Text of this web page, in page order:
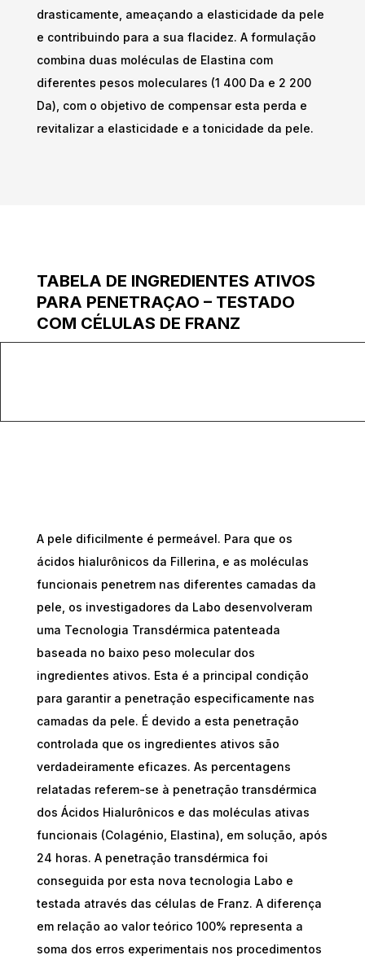
drasticamente, ameaçando a elasticidade da pele
e contribuindo para a sua flacidez. A formulação
combina duas moléculas de Elastina com
diferentes pesos moleculares (1 400 Da e 2 200
Da), com o objetivo de compensar esta perda e
revitalizar a elasticidade e a tonicidade da pele.
TABELA DE INGREDIENTES ATIVOS
PARA PENETRAÇAO – TESTADO
COM CÉLULAS DE FRANZ
A pele dificilmente é permeável. Para que os
ácidos hialurônicos da Fillerina, e as moléculas
funcionais penetrem nas diferentes camadas da
pele, os investigadores da Labo desenvolveram
uma Tecnologia Transdérmica patenteada
baseada no baixo peso molecular dos
ingredientes ativos. Esta é a principal condição
para garantir a penetração especificamente nas
camadas da pele. É devido a esta penetração
controlada que os ingredientes ativos são
verdadeiramente eficazes. As percentagens
relatadas referem-se à penetração transdérmica
dos Ácidos Hialurônicos e das moléculas ativas
funcionais (Colagénio, Elastina), em solução, após
24 horas. A penetração transdérmica foi
conseguida por esta nova tecnologia Labo e
testada através das células de Franz. A diferença
em relação ao valor teórico 100% representa a
soma dos erros experimentais nos procedimentos